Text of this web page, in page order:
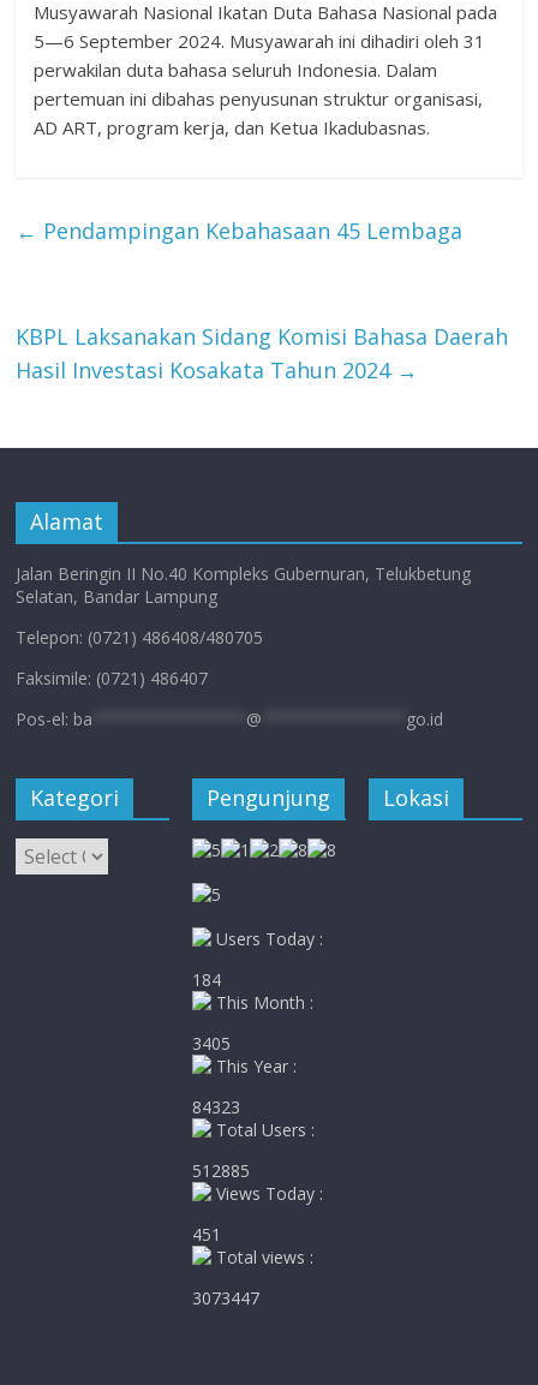
Musyawarah Nasional Ikatan Duta Bahasa Nasional pada
5—6 September 2024. Musyawarah ini dihadiri oleh 31
perwakilan duta bahasa seluruh Indonesia. Dalam
pertemuan ini dibahas penyusunan struktur organisasi,
AD ART, program kerja, dan Ketua Ikadubasnas.
← Pendampingan Kebahasaan 45 Lembaga
KBPL Laksanakan Sidang Komisi Bahasa Daerah
Hasil Investasi Kosakata Tahun 2024 →
Alamat
Jalan Beringin II No.40 Kompleks Gubernuran, Telukbetung
Selatan, Bandar Lampung
Telepon: (0721) 486408/480705
Faksimile: (0721) 486407
Pos-el: ba @ go.id
Kategori
Kategori
Pengunjung
Users Today :
184
This Month :
3405
This Year :
84323
Total Users :
512885
Views Today :
451
Total views :
3073447
Lokasi